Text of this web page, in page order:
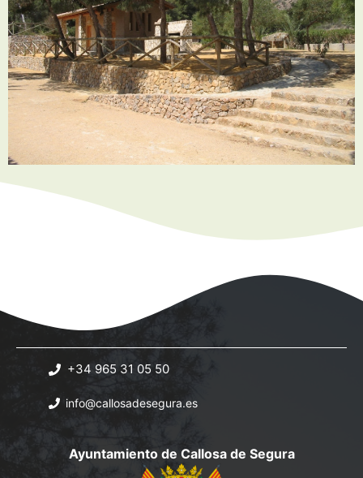
+34 965 31 05 50
info@callosadesegura.es
Ayuntamiento de Callosa de Segura